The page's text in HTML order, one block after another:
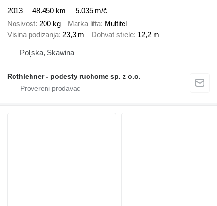
2013
48.450 km
5.035 m/č
Nosivost 200 kg Marka lifta Multitel
Visina podizanja 23,3 m Dohvat strele 12,2 m
Poljska, Skawina
Rothlehner - podesty ruchome sp. z o.o.